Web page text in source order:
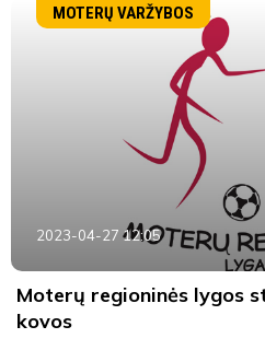
MOTERŲ VARŽYBOS
2023-04-27 12:05
Moterų regioninės lygos
kovos